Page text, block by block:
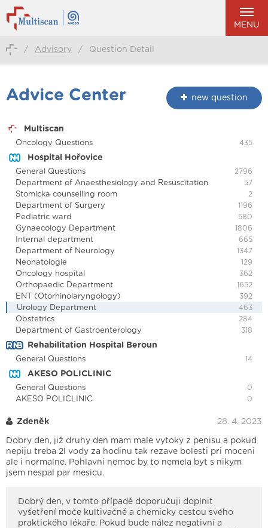
MENU
/ Advisory / Question Detail
Advice Center new question
Multiscan
Oncology Questions 435
Hospital Hořovice
General Questions 2796
Department of Anaesthesiology and Resuscitation 57
Stomicka counselling room 2
Department of Surgery 1196
Pediatric ward 580
Gynaecology Department 1806
Internal department 665
Department of Neurology 1347
Neonatologie 129
Oncology hospital 362
Orthopaedic Department 1652
ENT (Otorhinolaryngology) 392
Urology Department 463
Obstetrics 284
Department of Gastroenterology 318
Rehabilitation Hospital Beroun
General Questions 14
AKESO POLICLINIC
General Questions 0
AKESO POLICLINIC 0
Zdeněk 28. 4. 2023
Dobry den, již druhy den mam male vytoky z penisu a pokud
nepiju treba 2l vody za hodinu tak rezave bolesti pri moceni
ale i normalne. Pohlavni nemoc by to nemela byt s nikym
jsem nespal par mesicu.
Dobrý den, v tomto případě doporučuji doplnit
vyšetření moče kultivačně a chemicky cestou svého
praktického lékaře. Pokud bude nález negativní a